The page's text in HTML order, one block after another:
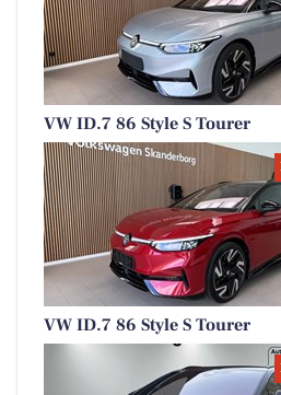
VW ID.7 86 Style S Tourer
VW ID.7 86 Style S Tourer